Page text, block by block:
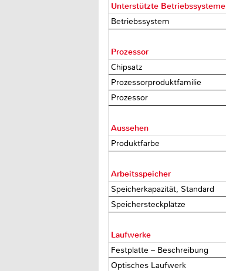
Unterstützte Betriebssysteme
Betriebssystem
Prozessor
Chipsatz
Prozessorproduktfamilie
Prozessor
Aussehen
Produktfarbe
Arbeitsspeicher
Speicherkapazität, Standard
Speichersteckplätze
Laufwerke
Festplatte – Beschreibung
Optisches Laufwerk